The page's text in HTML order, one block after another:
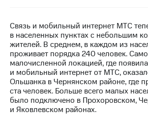
Финансовая
отчетность
Контакты
Новости
в
регионе
Связь и мобильный интернет МТС
в населенных пунктах с небольшим
жителей. В среднем, в каждом из
проживает порядка 240 человек.
малочисленной локацией, где
и мобильный интернет от МТС,
Ольшанка в Чернянском районе, где
ста человек. Больше всего малых
было подключено в Прохоровском,
и Яковлевском районах.